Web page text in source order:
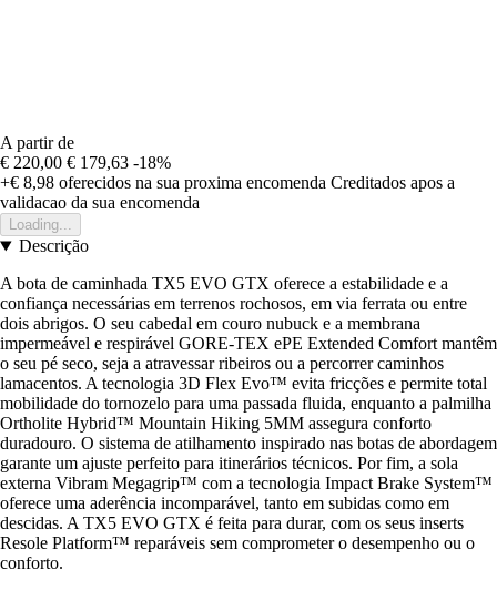
A partir de
€ 220,00 € 179,63 -18%
+€ 8,98 oferecidos na sua proxima encomenda Creditados apos a
validacao da sua encomenda
Loading...
Descrição
A bota de caminhada TX5 EVO GTX oferece a estabilidade e a
confiança necessárias em terrenos rochosos, em via ferrata ou entre
dois abrigos. O seu cabedal em couro nubuck e a membrana
impermeável e respirável GORE-TEX ePE Extended Comfort mantêm
o seu pé seco, seja a atravessar ribeiros ou a percorrer caminhos
lamacentos. A tecnologia 3D Flex Evo™ evita fricções e permite total
mobilidade do tornozelo para uma passada fluida, enquanto a palmilha
Ortholite Hybrid™ Mountain Hiking 5MM assegura conforto
duradouro. O sistema de atilhamento inspirado nas botas de abordagem
garante um ajuste perfeito para itinerários técnicos. Por fim, a sola
externa Vibram Megagrip™ com a tecnologia Impact Brake System™
oferece uma aderência incomparável, tanto em subidas como em
descidas. A TX5 EVO GTX é feita para durar, com os seus inserts
Resole Platform™ reparáveis sem comprometer o desempenho ou o
conforto.